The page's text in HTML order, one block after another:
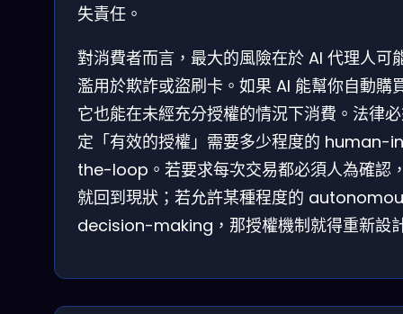
失責任。
對消費者而言，最大的風險在於 AI 代理人可
濫用於欺詐或盜刷卡。如果 AI 能幫你自動購
它也能在未經充分授權的情況下消費。法律
定「有效的授權」需要多少程度的 human-
the-loop。若要求每次交易都必須人為確認
就回到現狀；若允許某種程度的
decision-making，那授權機制就得重新設